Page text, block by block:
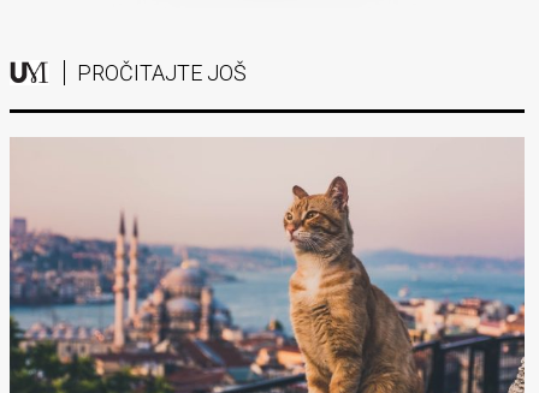
PROČITAJTE JOŠ